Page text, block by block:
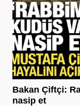
Bakan Çiftçi:
nasip et